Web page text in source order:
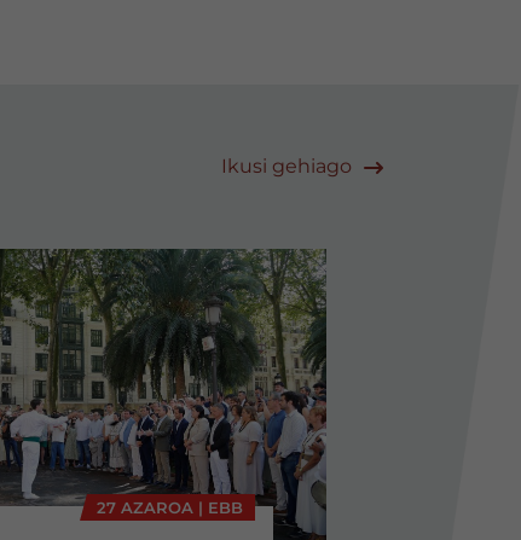
Ikusi gehiago
27 AZAROA | EBB